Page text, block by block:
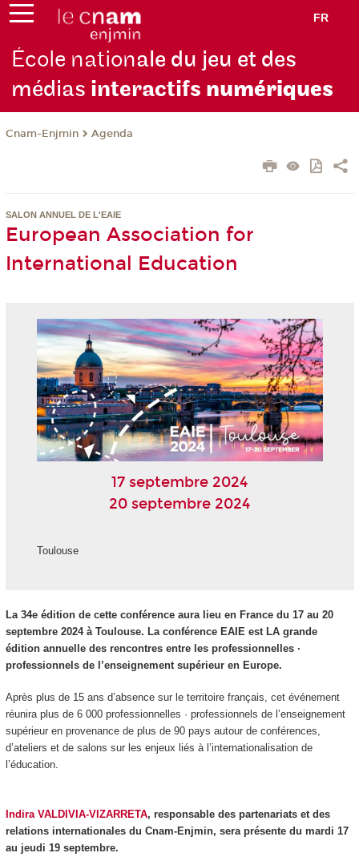
FR
École nationale du jeu et des
médias interactifs numériques
Cnam-Enjmin Agenda
SALON ANNUEL DE L'EAIE
European Association for
International Education
17 septembre 2024
20 septembre 2024
Toulouse
La 34e édition de cette conférence aura lieu en France du 17 au 20
septembre 2024 à Toulouse. La conférence EAIE est LA grande
édition annuelle des rencontres entre les professionnelles ·
professionnels de l’enseignement supérieur en Europe.
Après plus de 15 ans d’absence sur le territoire français, cet événement
réunira plus de 6 000 professionnelles · professionnels de l’enseignement
supérieur en provenance de plus de 90 pays autour de conférences,
d’ateliers et de salons sur les enjeux liés à l’internationalisation de
l’éducation.
Indira VALDIVIA-VIZARRETA, responsable des partenariats et des
relations internationales du Cnam-Enjmin, sera présente du mardi 17
au jeudi 19 septembre.